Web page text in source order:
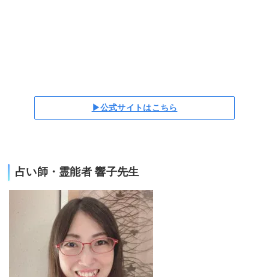
▶公式サイトはこちら
占い師・霊能者 響子先生